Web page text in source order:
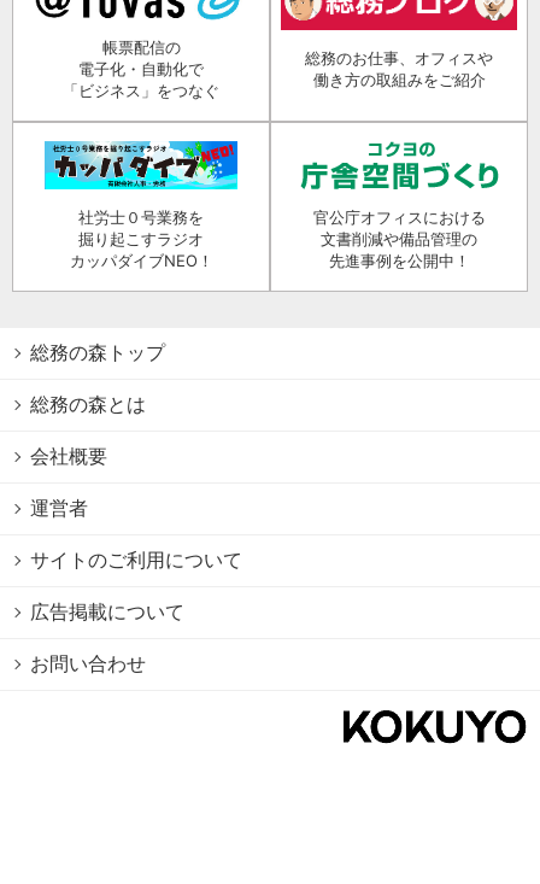
帳票配信の
電子化・自動化で
「ビジネス」をつなぐ
総務のお仕事、オフィスや
働き方の取組みをご紹介
社労士０号業務を
掘り起こすラジオ
カッパダイブNEO！
官公庁オフィスにおける
文書削減や備品管理の
先進事例を公開中！
総務の森トップ
総務の森とは
会社概要
運営者
サイトのご利用について
広告掲載について
お問い合わせ